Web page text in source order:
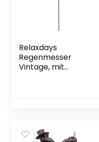
Relaxdays
Regenmesser
Vintage, mit